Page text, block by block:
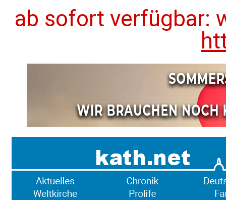
ab sofort verfügbar: